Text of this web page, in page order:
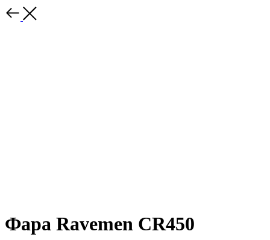
Фара Ravemen CR450